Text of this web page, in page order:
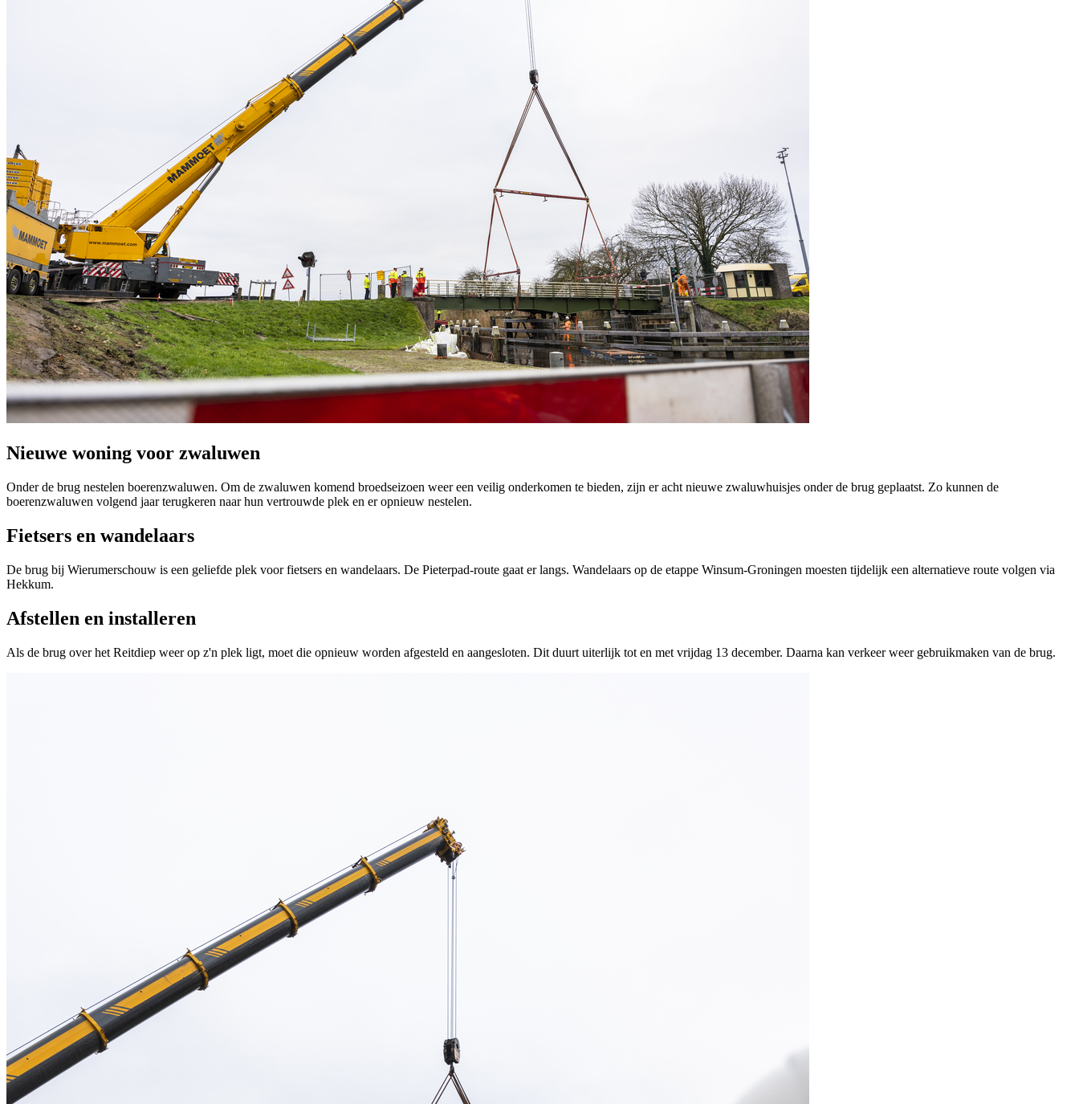
Nieuwe woning voor zwaluwen
Onder de brug nestelen boerenzwaluwen. Om de zwaluwen komend broedseizoen weer een veilig onderkomen te bieden, zijn er acht nieuwe zwaluwhuisjes onder de brug geplaatst. Zo kunnen de
boerenzwaluwen volgend jaar terugkeren naar hun vertrouwde plek en er opnieuw nestelen.
Fietsers en wandelaars
De brug bij Wierumerschouw is een geliefde plek voor fietsers en wandelaars. De Pieterpad-route gaat er langs. Wandelaars op de etappe Winsum-Groningen moesten tijdelijk een alternatieve route volgen via
Hekkum.
Afstellen en installeren
Als de brug over het Reitdiep weer op z'n plek ligt, moet die opnieuw worden afgesteld en aangesloten. Dit duurt uiterlijk tot en met vrijdag 13 december. Daarna kan verkeer weer gebruikmaken van de brug.